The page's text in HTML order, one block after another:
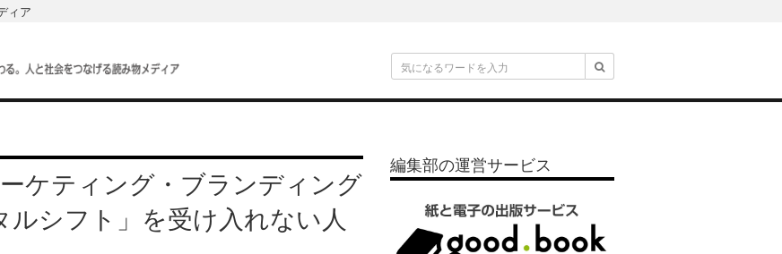
ィア
ケティング・ブランディング
シフト」を受け入れない人
編集部の運営サービス